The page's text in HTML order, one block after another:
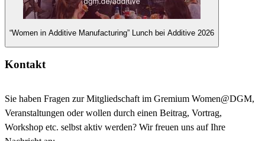
“Women in Additive Manufacturing” Lunch bei Additive 2026
Kontakt
Sie haben Fragen zur Mitgliedschaft im Gremium Women@DGM,
Veranstaltungen oder wollen durch einen Beitrag, Vortrag,
Workshop etc. selbst aktiv werden? Wir freuen uns auf Ihre